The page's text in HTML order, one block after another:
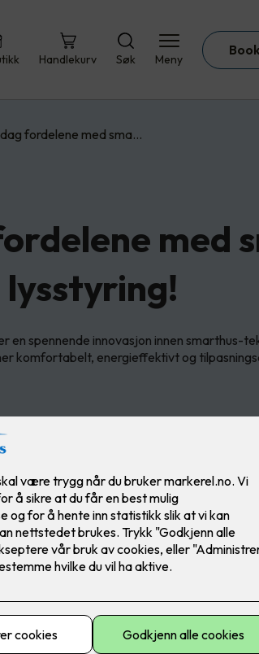
Handlekurv Søk Meny
fordelene med sma…
med
lysstyring!
en spennende innovasjon innen smarthus-
komfortabelt, energieffektivt og
Smart